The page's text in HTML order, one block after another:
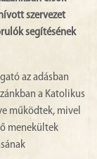
szervezet
segítésének
az adásban
a Katolikus
működtek, mivel
menekültek